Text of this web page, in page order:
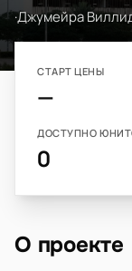
·Джумейра
СТАРТ ЦЕНЫ
—
ДОСТУПНО
0
О проекте